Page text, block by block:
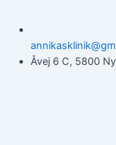
Åvej 6 C, 5800